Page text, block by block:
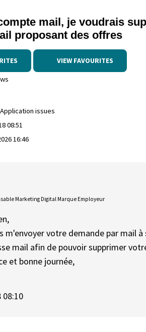
mail, je voudrais
proposant des offres
VIEW FAVOURITES
issues
08:51
16:46
Marketing Digital Marque Employeur
m'envoyer votre demande par mail
mail afin de pouvoir supprimer
et bonne journée,
08:10